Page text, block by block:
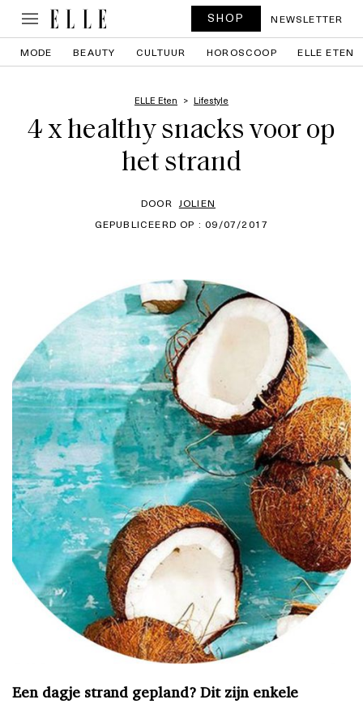
SHOP NEWSLETTER
MODE BEAUTY CULTUUR HOROSCOOP ELLE ETEN
ELLE Eten Lifestyle
4 x healthy snacks voor op
het strand
DOOR JOLIEN
GEPUBLICEERD OP : 09/07/2017
Een dagje strand gepland? Dit zijn enkele